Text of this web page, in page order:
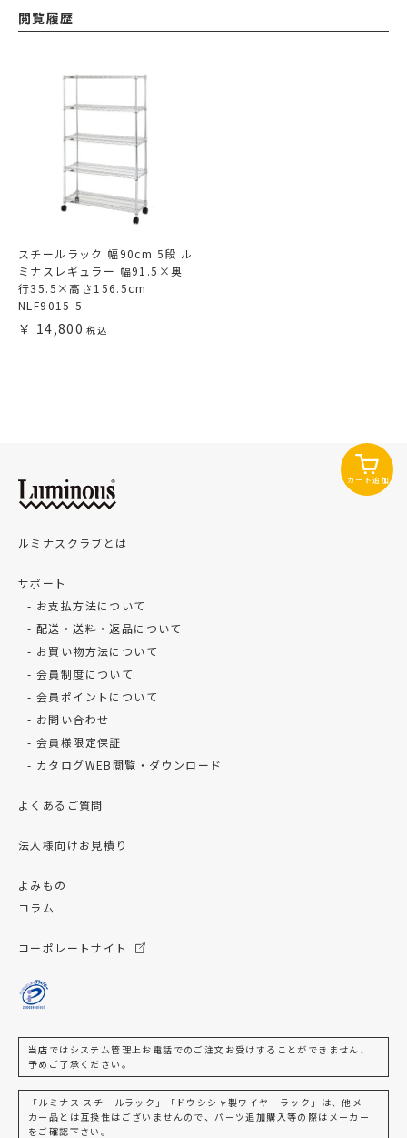
閲覧履歴
スチールラック 幅90cm 5段 ル
ミナスレギュラー 幅91.5×奥
行35.5×高さ156.5cm
NLF9015-5
14,800
カート追加
ルミナスクラブとは
サポート
お支払方法について
配送・送料・返品について
お買い物方法について
会員制度について
会員ポイントについて
お問い合わせ
会員様限定保証
カタログWEB閲覧・ダウンロード
よくあるご質問
法人様向けお見積り
よみもの
コラム
コーポレートサイト
当店ではシステム管理上お電話でのご注文お受けすることができません、
予めご了承ください。
「ルミナス スチールラック」「ドウシシャ製ワイヤーラック」は、他メー
カー品とは互換性はございませんので、パーツ追加購入等の際はメーカー
をご確認下さい。